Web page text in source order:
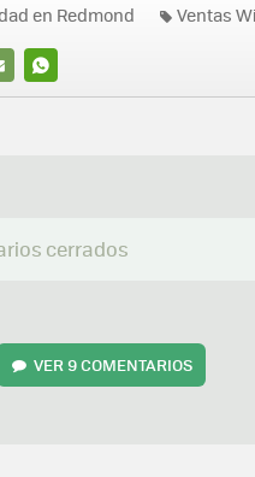
WHATSAPP
en Redmond Ventas
cerrados
VER 9 COMENTARIOS